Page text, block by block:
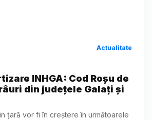
Actualitate
INHGA: Cod Roşu de
din judeţele Galaţi şi
ţară vor fi în creştere în următoarele